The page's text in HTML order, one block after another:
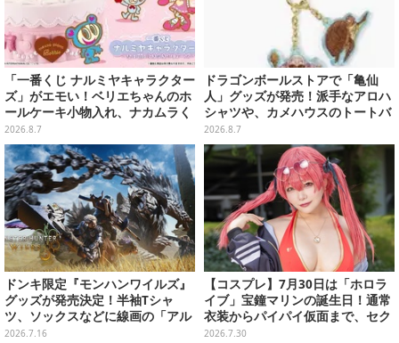
「一番くじ ナルミヤキャラクター
ズ」がエモい！ベリエちゃんのホ
ールケーキ小物入れ、ナカムラく
んのマスコットなどがズラリ
2026.8.7
ドラゴンボールストアで「亀仙
人」グッズが発売！派手なアロハ
シャツや、カメハウスのトートバ
ッグなど夏らしいアイテムがズラ
リ
2026.8.7
ドンキ限定『モンハンワイルズ』
グッズが発売決定！半袖Tシャ
ツ、ソックスなどに線画の「アル
シュベルド」「リオレウス」ら11
2026.7.16
【コスプレ】7月30日は「ホロラ
イブ」宝鐘マリンの誕生日！通常
衣装からパイパイ仮面まで、セク
シーで可愛い美女レイヤーまとめ
2026.7.30